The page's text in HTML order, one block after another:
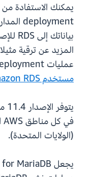
المزيد عن ترقية
عمليات blue/green deployment المُدارة، في
مستخدم Amazon RDS
(الولايات المتحدة).